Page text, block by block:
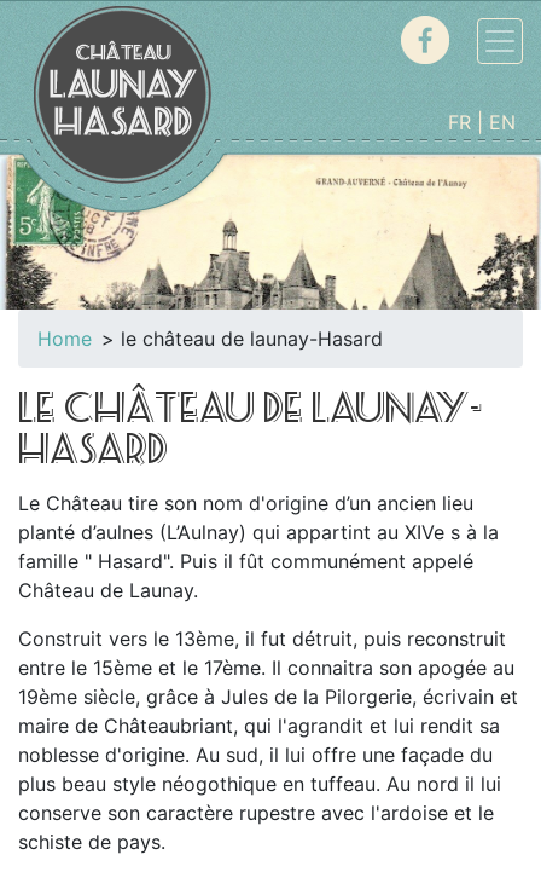
FR EN
Home le château de launay-Hasard
LE CHÂTEAU DE LAUNAY-
HASARD
Le Château tire son nom d'origine d’un ancien lieu
planté d’aulnes (L’Aulnay) qui appartint au XIVe s à la
famille " Hasard". Puis il fût communément appelé
Château de Launay.
Construit vers le 13ème, il fut détruit, puis reconstruit
entre le 15ème et le 17ème. Il connaitra son apogée au
19ème siècle, grâce à Jules de la Pilorgerie, écrivain et
maire de Châteaubriant, qui l'agrandit et lui rendit sa
noblesse d'origine. Au sud, il lui offre une façade du
plus beau style néogothique en tuffeau. Au nord il lui
conserve son caractère rupestre avec l'ardoise et le
schiste de pays.